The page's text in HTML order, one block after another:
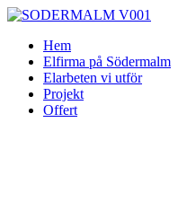
Skip
contentHem
Elfirma på Södermalm
Elarbeten vi utför
Projekt
Offert